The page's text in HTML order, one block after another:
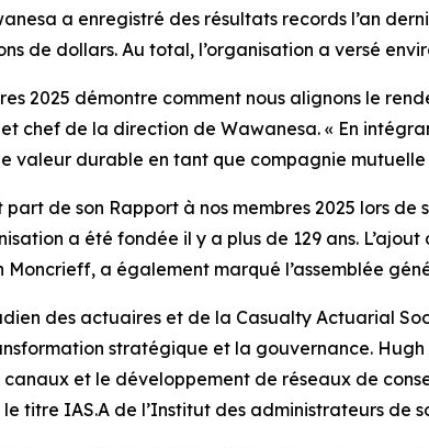
a enregistré des résultats records l’an
de dollars. Au total, l’organisation a versé
2025 démontre comment nous alignons le
chef de la direction de Wawanesa. « En
valeur durable en tant que compagnie mutuelle
part de son Rapport à nos membres 2025 lors de
a été fondée il y a plus de 129 ans.
Moncrieff, a également marqué l’assemblée
des actuaires et de la Casualty Actuarial
stratégique et la gouvernance.
et le développement de réseaux de
titre IAS.A de l’Institut des administrateurs de